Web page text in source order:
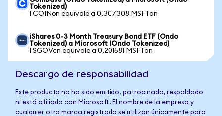
Tokenized)
1 COINon equivale a 0,307308 MSFTon
iShares 0-3 Month Treasury Bond ETF (Ondo
Tokenized) a Microsoft (Ondo Tokenized)
1 SGOVon equivale a 0,201581 MSFTon
Descargo de responsabilidad
Este producto no ha sido emitido, patrocinado, respaldado
ni está afiliado con Microsoft. El nombre de la empresa y
cualquier otra marca registrada se utilizan únicamente para